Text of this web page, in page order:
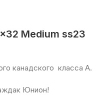
Medium ss23
канадского класса A.
Юнион!